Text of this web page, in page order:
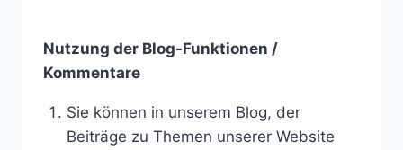
Nutzung der Blog-Funktionen /
Kommentare
Sie können in unserem Blog, der
Beiträge zu Themen unserer Website